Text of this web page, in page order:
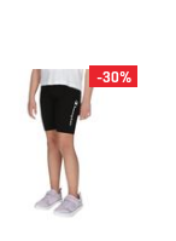
-30%